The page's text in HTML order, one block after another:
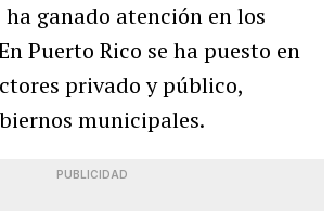
ganado atención en los
Puerto Rico se ha puesto en
privado y público,
municipales.
PUBLICIDAD